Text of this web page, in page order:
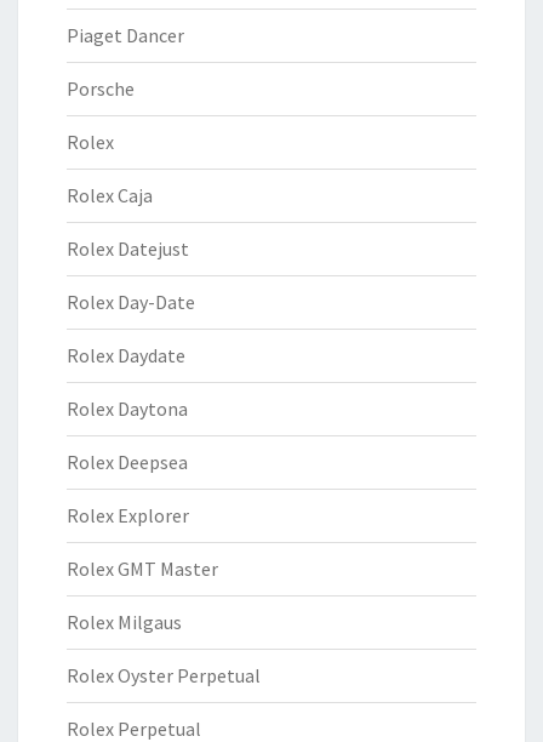
Piaget Dancer
Porsche
Rolex
Rolex Caja
Rolex Datejust
Rolex Day-Date
Rolex Daydate
Rolex Daytona
Rolex Deepsea
Rolex Explorer
Rolex GMT Master
Rolex Milgaus
Rolex Oyster Perpetual
Rolex Perpetual